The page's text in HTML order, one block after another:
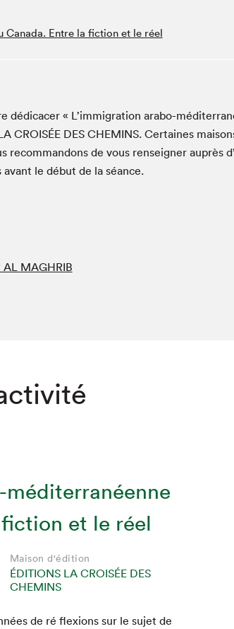
Espace des tout-petits
du livre
Le Salon dans ta
Liseur Public
Matinées scolaires
Narra
Canada. Entre la fiction et le réel
dédi­cac­er « L’im­mi­gra­tion arabo-
CROISÉE DES CHEMINS. Cer­taines
recom­man­dons de vous ren­seign­er auprès
avant le début de la séance.
AL MAGHRIB
et le réel
Maison d'édition
ÉDITIONS LA CROISÉE DES
CHEMINS
de ré flex­ions sur le sujet de